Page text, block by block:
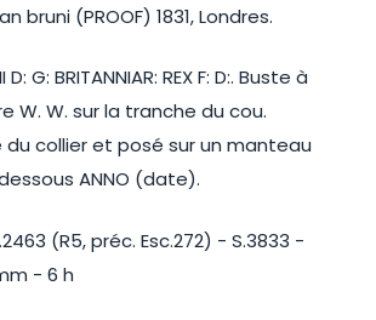
bruni (PROOF) 1831, Londres.
D: G: BRITANNIAR: REX F: D:. Buste à
W. W. sur la tranche du cou.
du collier et posé sur un manteau
ANNO (date).
(R5, préc. Esc.272) - S.3833 -
- 6 h